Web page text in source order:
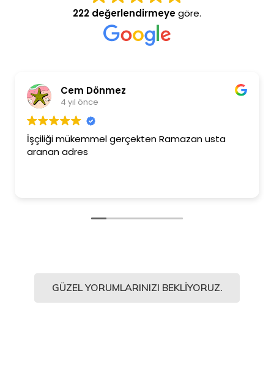
222 değerlendirmeyegöre.
Cem Dönmez
4 yıl önce
İşçiliği mükemmel gerçekten Ramazan usta
aranan adres
GÜZEL YORUMLARINIZI BEKLIYORUZ.